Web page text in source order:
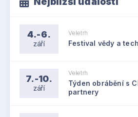
4.-6.
září
Veletrh
Festival vědy a
7.-10.
září
Veletrh
Týden obrábění s
partnery